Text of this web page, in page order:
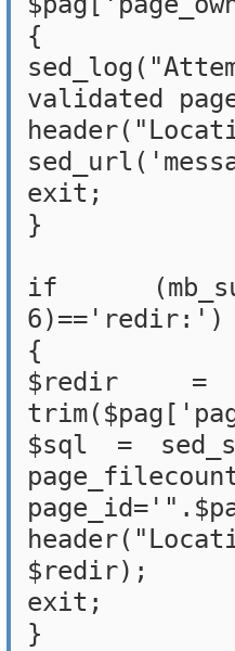
{
validated
exit;
}
if
6)=='redir:')
{
$redir =
$sql =
$redir);
exit;
}